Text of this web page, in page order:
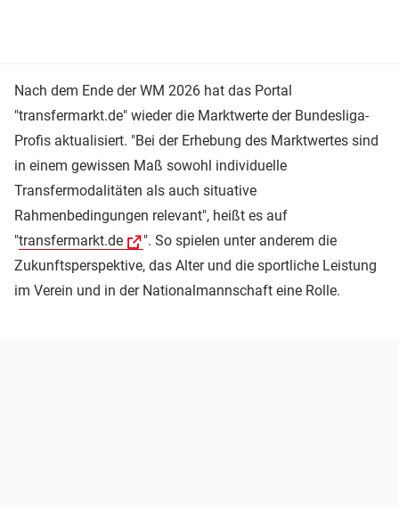
Nach dem Ende der WM 2026 hat das Portal
"transfermarkt.de" wieder die Marktwerte der Bundesliga-
Profis aktualisiert. "Bei der Erhebung des Marktwertes sind
in einem gewissen Maß sowohl individuelle
Transfermodalitäten als auch situative
Rahmenbedingungen relevant", heißt es auf
"transfermarkt.de
". So spielen unter anderem die
Zukunftsperspektive, das Alter und die sportliche Leistung
im Verein und in der Nationalmannschaft eine Rolle.